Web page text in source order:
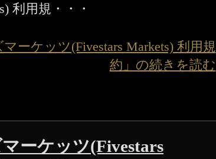
利用規・・・
ーケッツ(Fivestars Markets) 利用規
約」の続きを読む
ーケッツ(Fivestars